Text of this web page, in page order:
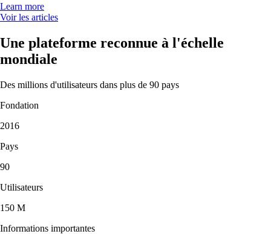
Learn more
Voir les articles
Une plateforme reconnue à l'échelle
mondiale
Des millions d'utilisateurs dans plus de 90 pays
Fondation
2016
Pays
90
Utilisateurs
150 M
Informations importantes